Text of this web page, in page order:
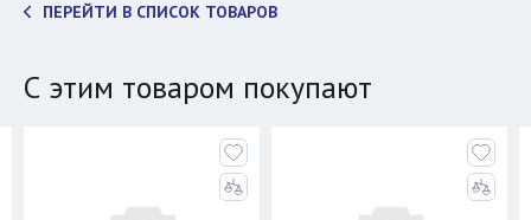
ПЕРЕЙТИ В СПИСОК ТОВАРОВ
С этим товаром покупают